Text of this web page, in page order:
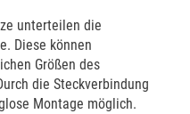
unterteilen die
Diese können
Größen des
die Steckverbindung
Montage möglich.